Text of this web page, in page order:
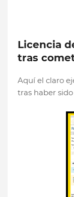
Licencia
tras
Aquí el claro
tras haber